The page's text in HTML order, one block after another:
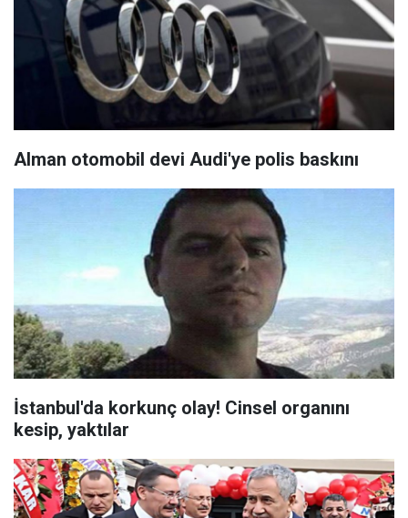
Alman otomobil devi Audi'ye polis baskını
İstanbul'da korkunç olay! Cinsel organını
kesip, yaktılar